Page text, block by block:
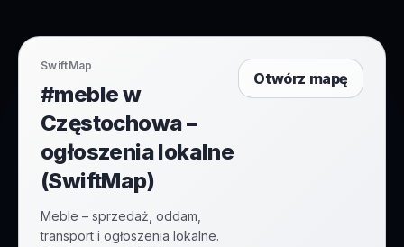
SwiftMap
#meble w
Częstochowa –
ogłoszenia lokalne
(SwiftMap)
Meble – sprzedaż, oddam,
transport i ogłoszenia lokalne.
Otwórz mapę